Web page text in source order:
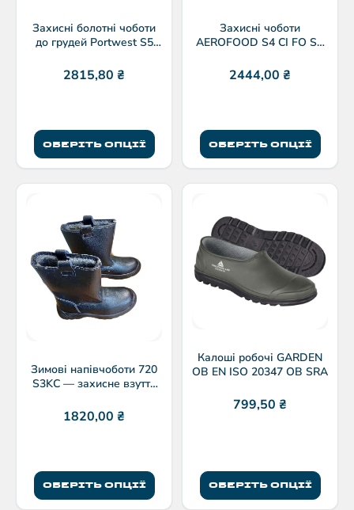
Захисні болотні чоботи
до грудей Portwest S5
2815,80 ₴
ОБЕРІТЬ ОПЦІЇ
Захисні чоботи
AEROFOOD S4 CI FO SR
промисловості
2444,00 ₴
ОБЕРІТЬ ОПЦІЇ
Зимові напівчоботи 720
S3KC — захисне взуття
1820,00 ₴
ОБЕРІТЬ ОПЦІЇ
Калоші робочі GARDEN
OB EN ISO 20347 OB SRA
799,50 ₴
ОБЕРІТЬ ОПЦІЇ